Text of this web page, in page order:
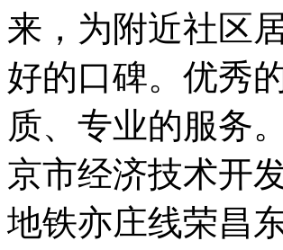
来，为附近社区
好的口碑。优秀
质、专业的服务
京市经济技术开
地铁亦庄线荣昌